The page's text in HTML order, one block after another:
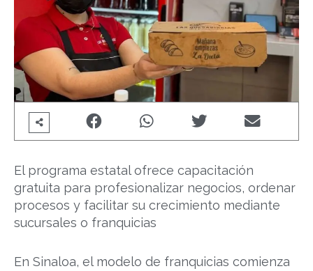
El programa estatal ofrece capacitación
gratuita para profesionalizar negocios, ordenar
procesos y facilitar su crecimiento mediante
sucursales o franquicias
En Sinaloa, el modelo de franquicias comienza